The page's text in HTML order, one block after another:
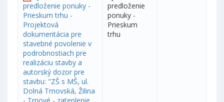
predloženie ponuky -
Prieskum trhu -
Projektová
dokumentácia pre
stavebné povolenie v
podrobnostiach pre
realizáciu stavby a
autorský dozor pre
stavbu: "ZŠ s MŠ, ul.
Dolná Trnovská, Žilina
predloženie
ponuky -
Prieskum
trhu